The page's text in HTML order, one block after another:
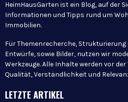
HeimHausGarten ist ein Blog, auf der
Informationen und Tipps rund um
Immobilien.
Für Themenrecherche,
Entwürfe, sowie Bilder, nutzen wir
Werkzeuge. Alle Inhalte werden vor
Qualität, Verständlichkeit und
LETZTE ARTIKEL